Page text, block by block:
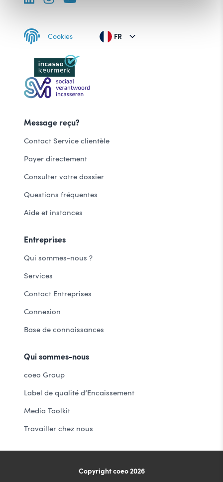
Cookies FR
Message reçu?
Contact Service clientèle
Payer directement
Consulter votre dossier
Questions fréquentes
Aide et instances
Entreprises
Qui sommes-nous ?
Services
Contact Entreprises
Connexion
Base de connaissances
Qui sommes-nous
coeo Group
Label de qualité d’Encaissement
Media Toolkit
Travailler chez nous
Copyright coeo 2026